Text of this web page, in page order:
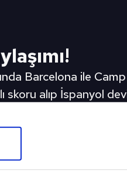
Barcelona ile
skoru alıp İspanyol
medya paylaşımı
güzel şehirlerinden
yayınladı.